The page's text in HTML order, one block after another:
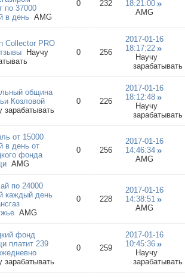
по 37000
в день AMG
0 232
18:21:00
AMG
Collector PRO
Научу
0 256
2017-01-16
18:17:22
Научу
зарабатывать
община
Козловой
зарабатывать
0 226
2017-01-16
18:12:48
Научу
зарабатывать
от 15000
в день от
фонда
AMG
0 256
2017-01-16
14:46:34
AMG
по 24000
каждый день
AMG
0 228
2017-01-16
14:38:51
AMG
фонд
платит 239
зарабатывать
0 259
2017-01-16
10:45:36
Научу
зарабатывать